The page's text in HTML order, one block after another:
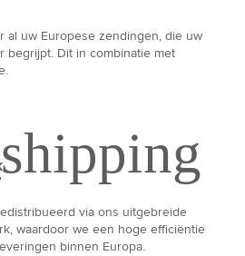
al uw Europese zendingen, die uw
begrijpt. Dit in combinatie met
via ons uitgebreide
waardoor we een hoge efficiëntie
binnen Europa.